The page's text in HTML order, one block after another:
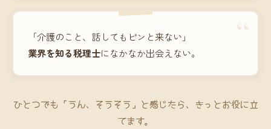
“
「介護のこと、話してもピンと来ない」
業界を知る税理士になかなか出会えない。
ひとつでも「うん、そうそう」と感じたら、きっとお役に立
てます。